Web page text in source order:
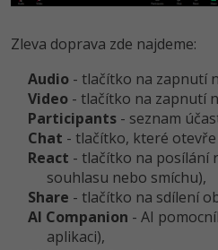
Zleva doprava zde najdeme:
Audio - tlačítko na zapnutí
Video - tlačítko na zapnutí
Participants - seznam
Chat - tlačítko, které
React - tlačítko na posílání
souhlasu nebo smíchu),
Share - tlačítko na sdílení
AI Companion - AI
aplikaci),